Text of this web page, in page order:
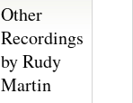
Other
Recordings
by Rudy
Martin